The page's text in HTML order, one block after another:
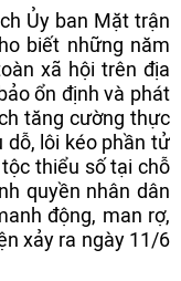
Ủy ban Mặt trận
biết những năm
xã hội trên địa
ổn định và phát
tăng cường thực
dỗ, lôi kéo phần tử
thiểu số tại chỗ
quyền nhân dân
động, man rợ,
xảy ra ngày 11/6